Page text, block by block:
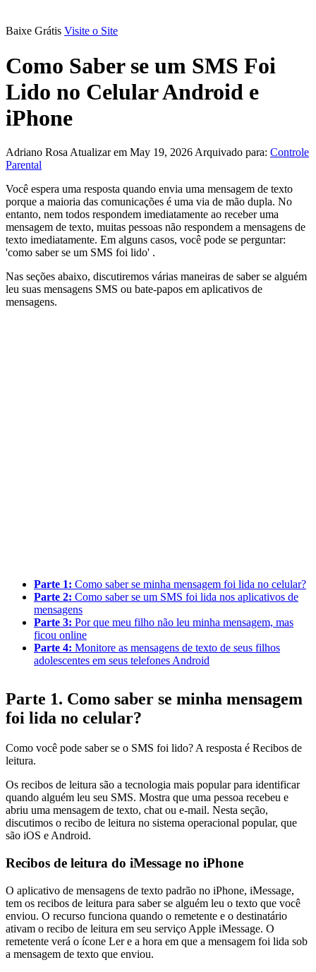
Baixe Grátis Visite o Site
Como Saber se um SMS Foi
Lido no Celular Android e
iPhone
Adriano Rosa Atualizar em May 19, 2026 Arquivado para: Controle
Parental
Você espera uma resposta quando envia uma mensagem de texto
porque a maioria das comunicações é uma via de mão dupla. No
entanto, nem todos respondem imediatamente ao receber uma
mensagem de texto, muitas pessoas não respondem a mensagens de
texto imediatamente. Em alguns casos, você pode se perguntar:
'como saber se um SMS foi lido' .
Nas seções abaixo, discutiremos várias maneiras de saber se alguém
leu suas mensagens SMS ou bate-papos em aplicativos de
mensagens.
Parte 1: Como saber se minha mensagem foi lida no celular?
Parte 2: Como saber se um SMS foi lida nos aplicativos de
mensagens
Parte 3: Por que meu filho não leu minha mensagem, mas
ficou online
Parte 4: Monitore as mensagens de texto de seus filhos
adolescentes em seus telefones Android
Parte 1. Como saber se minha mensagem
foi lida no celular?
Como você pode saber se o SMS foi lido? A resposta é Recibos de
leitura.
Os recibos de leitura são a tecnologia mais popular para identificar
quando alguém leu seu SMS. Mostra que uma pessoa recebeu e
abriu uma mensagem de texto, chat ou e-mail. Nesta seção,
discutimos o recibo de leitura no sistema operacional popular, que
são iOS e Android.
Recibos de leitura do iMessage no iPhone
O aplicativo de mensagens de texto padrão no iPhone, iMessage,
tem os recibos de leitura para saber se alguém leu o texto que você
enviou. O recurso funciona quando o remetente e o destinatário
ativam o recibo de leitura em seu serviço Apple iMessage. O
remetente verá o ícone Ler e a hora em que a mensagem foi lida sob
a mensagem de texto que enviou.